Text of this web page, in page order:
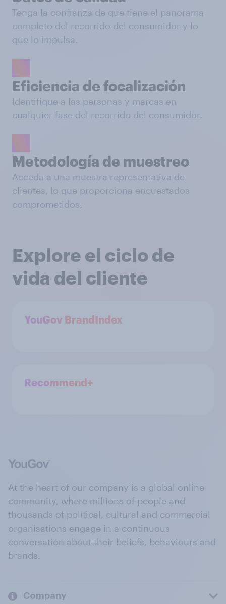
Tenga la confianza de que tiene el panorama
completo del recorrido del consumidor y lo
que lo impulsa.
Eficiencia de focalización
Identifique a las personas y marcas en
cualquier fase del recorrido del consumidor.
Metodología de muestreo
Acceda a una muestra representativa de
clientes, lo que proporciona encuestados
comprometidos.
Explore el ciclo de
vida del cliente
YouGov BrandIndex
Recommend+
At the heart of our company is a global online
community, where millions of people and
thousands of political, cultural and commercial
organisations engage in a continuous
conversation about their beliefs, behaviours and
brands.
Company